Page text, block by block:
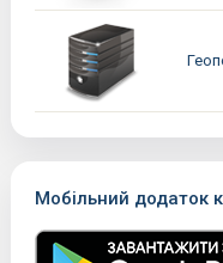
Мобільний додаток